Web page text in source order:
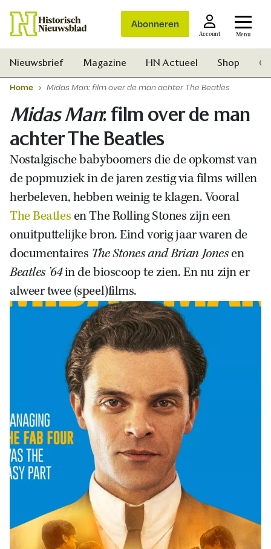
Abonneren
Account Menu
Zoek
Nieuwsbrief Magazine HN Actueel Shop
Home Midas Man: film over de man achter The Beatles
Midas Man: film over de man
achter The Beatles
Nostalgische babyboomers die de opkomst van
de popmuziek in de jaren zestig via films willen
herbeleven, hebben weinig te klagen. Vooral
The Beatlesen The Rolling Stones zijn een
onuitputtelijke bron. Eind vorig jaar waren de
documentaires The Stones and Brian Jonesen
Beatles ’64in de bioscoop te zien. En nu zijn er
alweer twee (speel)films.